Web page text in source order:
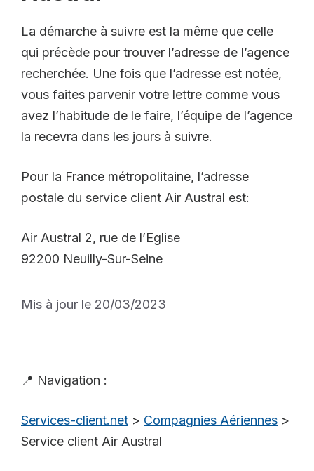
La démarche à suivre est la même que celle
qui précède pour trouver l’adresse de l’agence
recherchée. Une fois que l’adresse est notée,
vous faites parvenir votre lettre comme vous
avez l’habitude de le faire, l’équipe de l’agence
la recevra dans les jours à suivre.
Pour la France métropolitaine, l’adresse
postale du service client Air Austral est:
Air Austral 2, rue de l’Eglise
92200 Neuilly-Sur-Seine
Mis à jour le 20/03/2023
📍 Navigation :
Services-client.net > Compagnies Aériennes >
Service client Air Austral